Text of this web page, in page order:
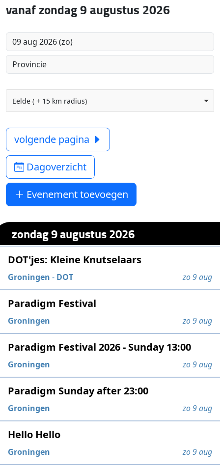
vanaf zondag 9 augustus 2026
Eelde ( + 15 km radius)
volgende pagina
Dagoverzicht
Evenement toevoegen
zondag 9 augustus 2026
DOT'jes: Kleine Knutselaars
Groningen - DOT zo 9 aug
Paradigm Festival
Groningen zo 9 aug
Paradigm Festival 2026 - Sunday 13:00
Groningen zo 9 aug
Paradigm Sunday after 23:00
Groningen zo 9 aug
Hello Hello
Groningen zo 9 aug